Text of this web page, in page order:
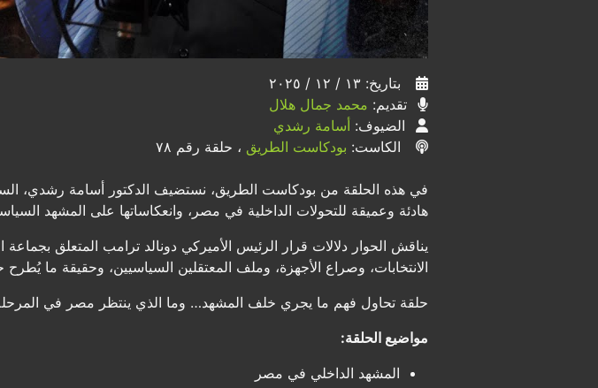
بتاريخ: ١٣ / ١٢ / ٢٠٢٥
تقديم: محمد جمال هلال
الضيوف: أسامة رشدي
الكاست: بودكاست الطريق ، حلقة رقم ٧٨
في هذه الحلقة من بودكاست الطريق، نستضيف الدكتور أسامة رشدي،
هادئة وعميقة للتحولات الداخلية في مصر، وانعكاساتها على المشهد
يناقش الحوار دلالات قرار الرئيس الأميركي دونالد ترامب المتعلق
الانتخابات، وصراع الأجهزة، وملف المعتقلين السياسيين، وحقيقة ما
حلقة تحاول فهم ما يجري خلف المشهد… وما الذي ينتظر مصر في
مواضيع الحلقة:
المشهد الداخلي في مصر